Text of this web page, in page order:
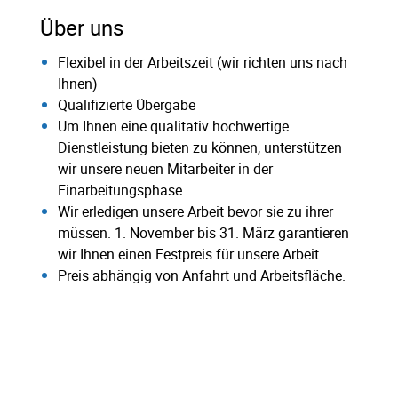
Über uns
Flexibel in der Arbeitszeit (wir richten uns nach
Ihnen)
Qualifizierte Übergabe
Um Ihnen eine qualitativ hochwertige
Dienstleistung bieten zu können, unterstützen
wir unsere neuen Mitarbeiter in der
Einarbeitungsphase.
Wir erledigen unsere Arbeit bevor sie zu ihrer
müssen. 1. November bis 31. März garantieren
wir Ihnen einen Festpreis für unsere Arbeit
Preis abhängig von Anfahrt und Arbeitsfläche.